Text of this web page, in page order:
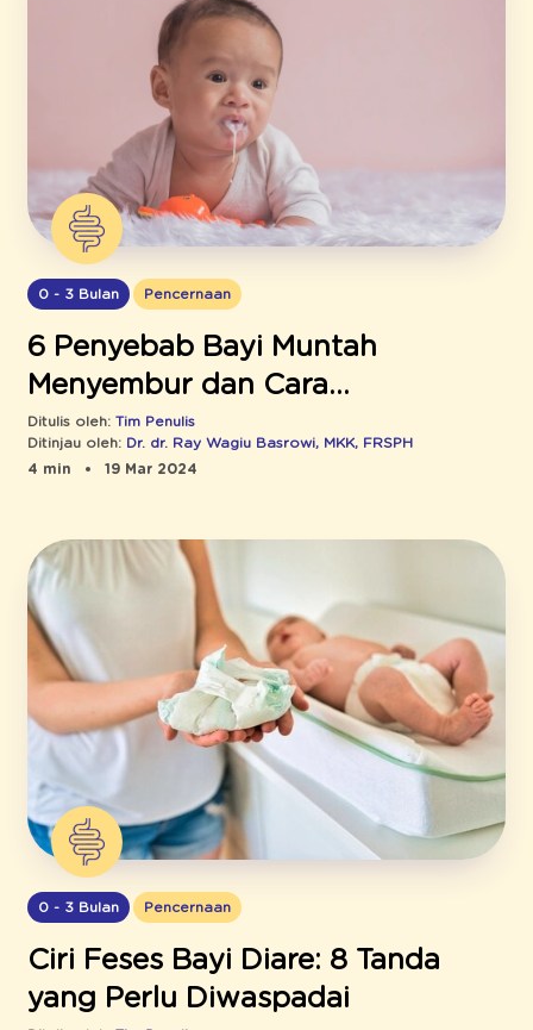
0 - 3 Bulan Pencernaan
6 Penyebab Bayi Muntah
Menyembur dan Cara
Mengatasinya
Ditulis oleh: Tim Penulis
Ditinjau oleh: Dr. dr. Ray Wagiu Basrowi, MKK, FRSPH
4 min
19 Mar 2024
0 - 3 Bulan Pencernaan
Ciri Feses Bayi Diare: 8 Tanda
yang Perlu Diwaspadai